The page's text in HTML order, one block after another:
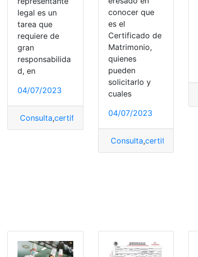
legal es un
tarea que
requiere de
gran
responsabilida
d, en
04/07/2023
Consulta,certificado cómo obtener,Obtener
conocer que
es el
Certificado de
Matrimonio,
quienes
pueden
solicitarlo y
cuales
04/07/2023
Consulta,certificado